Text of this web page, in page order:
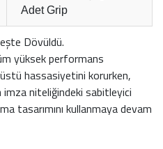
Adet Grip
Dövüldü.
yüksek performans
hassasiyetini korurken,
niteliğindeki sabitleyici
tasarımını kullanmaya devam